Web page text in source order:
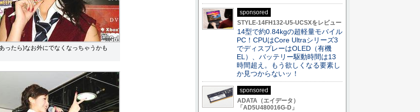
ったら)なお外にでなくなっちゃうかも
sponsored
STYLE-14FH132-U5-UCSXをレビュー
14型で約0.84kgの超軽量モバイル
PC！CPUはCore Ultraシリーズ3
でディスプレーはOLED（有機
EL）、バッテリー駆動時間は13
時間超え。もう欲しくなる要素し
か見つからないッ！
sponsored
ADATA（エイデータ）
「AD5U480016G-D」